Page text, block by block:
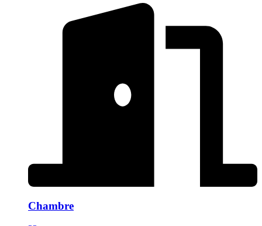
Chambre